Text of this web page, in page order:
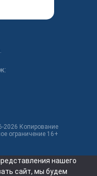
Копирование
ограничение 16+
нашего
сайт, мы будем